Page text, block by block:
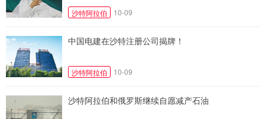
沙特阿拉伯 10-09
中国电建在沙特注册公司揭牌！
沙特阿拉伯 10-09
沙特阿拉伯和俄罗斯继续自愿减产石油